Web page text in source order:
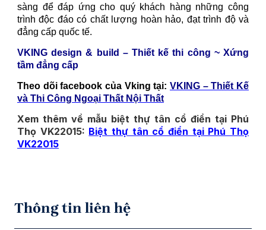
sàng để đáp ứng cho quý khách hàng những công
trình độc đáo có chất lượng hoàn hảo, đạt trình độ và
đẳng cấp quốc tế.
VKING design & build – Thiết kế thi công ~ Xứng
tầm đẳng cấp
Theo dõi facebook của Vking tại: VKING – Thiết Kế
và Thi Công Ngoại Thất Nội Thất
Xem thêm về mẫu biệt thự tân cổ điển tại Phú
Thọ VK22015: Biệt thự tân cổ điển tại Phú Thọ
VK22015
Thông tin liên hệ